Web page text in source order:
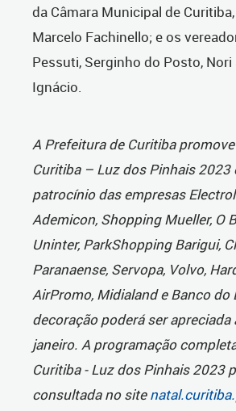
da Câmara Municipal de
Marcelo Fachinello; e os
Pessuti, Serginho do Posto,
Ignácio.
A Prefeitura de Curitiba
Curitiba – Luz dos Pinhais 2023
patrocínio das empresas
Ademicon, Shopping Mueller, O
Uninter, ParkShopping Barigui,
Paranaense, Servopa, Volvo,
AirPromo, Midialand e Banco do
decoração poderá ser apreciada
janeiro. A programação
Curitiba - Luz dos Pinhais 2023
consultada no site